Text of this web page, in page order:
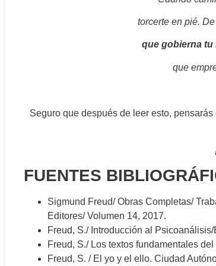
torcerte en pié.
que gobierna tu
que
Seguro que después de leer esto,
FUENTES
Sigmund Freud/ Obras Completas/
Editores/ Volumen 14, 2017.
Freud, S./ Introducción al
Freud, S./ Los textos fundamentales
Freud, S. / El yo y el ello. Ciudad